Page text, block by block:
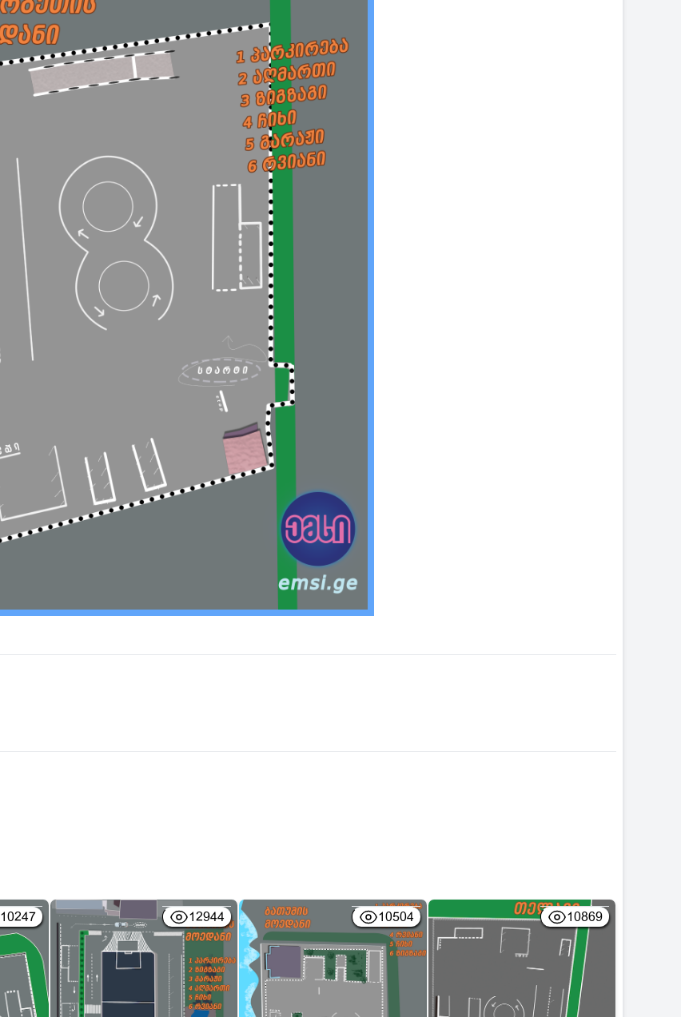
10247 12944 10504 10869